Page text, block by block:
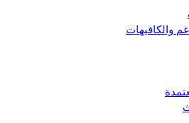
والكافيهات